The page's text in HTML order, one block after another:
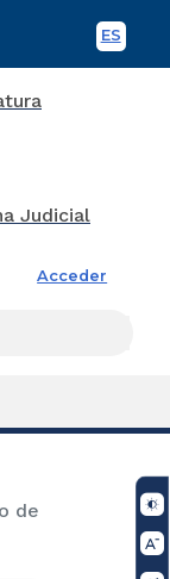
ES
Acceder
de